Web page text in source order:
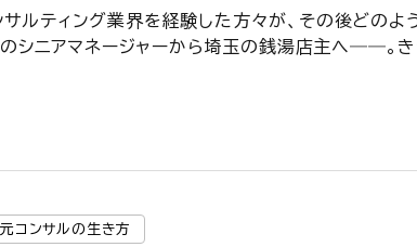
ティング業界を経験した方々が、その後どのよ
シニアマネージャーから埼玉の銭湯店主へ――。
元コンサルの生き方